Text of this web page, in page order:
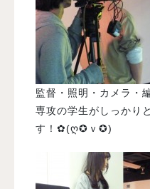
監督・照明・カメラ・
専攻の学生がしっかり
す！✿(ღ✪ｖ✪)